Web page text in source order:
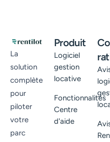
La
solution
complète
pour
piloter
votre
parc
Produit
Logiciel
gestion
locative
Fonctionnalités
Centre
d'aide